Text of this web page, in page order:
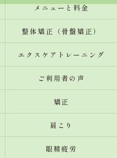
メニューと料金
整体矯正（骨盤矯正）
エクスケアトレーニング
ご利用者の声
矯正
肩こり
眼精疲労